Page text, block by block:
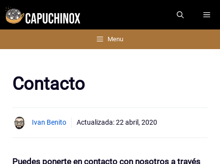
Saltar
Menu
Contacto
Ivan Benito Actualizada:22 abril, 2020
Puedes ponerte en contacto con nosotros a través